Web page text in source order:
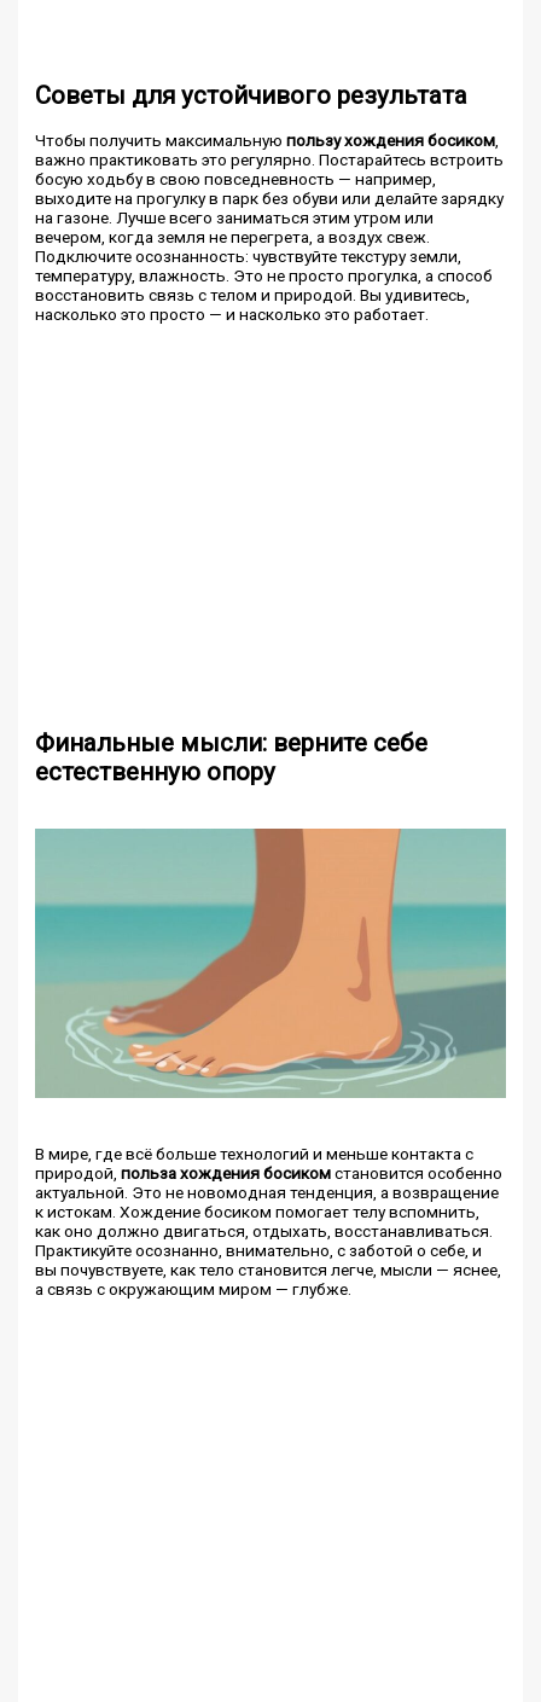
Советы для устойчивого результата
Чтобы получить максимальнуюпользу хождения босиком
важно практиковать это регулярно. Постарайтесь встроить
босую ходьбу в свою повседневность — например,
выходите на прогулку в парк без обуви или делайте зарядку
на газоне. Лучше всего заниматься этим утром или
вечером, когда земля не перегрета, а воздух свеж.
Подключите осознанность: чувствуйте текстуру земли,
температуру, влажность. Это не просто прогулка, а способ
восстановить связь с телом и природой. Вы удивитесь,
насколько это просто — и насколько это работает.
Финальные мысли: верните себе
естественную опору
В мире, где всё больше технологий и меньше контакта с
природой,польза хождения босикомстановится особенно
актуальной. Это не новомодная тенденция, а возвращение
к истокам. Хождение босиком помогает телу вспомнить,
как оно должно двигаться, отдыхать, восстанавливаться.
Практикуйте осознанно, внимательно, с заботой о себе, и
вы почувствуете, как тело становится легче, мысли — яснее,
а связь с окружающим миром — глубже.